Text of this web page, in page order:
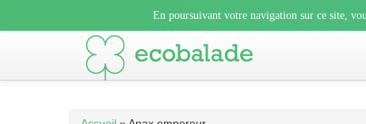
En poursuivant votre navigation sur ce site,
En poursuivant votre navigation sur ce site,
En poursuivant votre navigation sur ce site, vous acceptez